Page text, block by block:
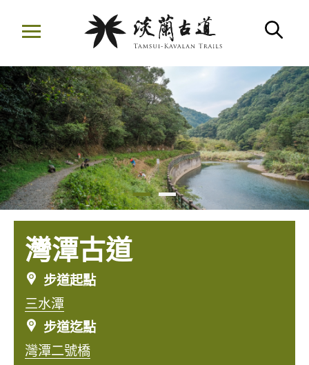
要
內
容
區
灣潭古道
步道起點
三水潭
步道迄點
灣潭二號橋